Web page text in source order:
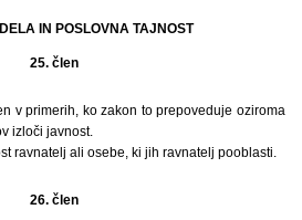
IN POSLOVNA TAJNOST
25. člen
v primerih, ko zakon to prepoveduje oziroma
izloči javnost.
ravnatelj ali osebe, ki jih ravnatelj pooblasti.
26. člen